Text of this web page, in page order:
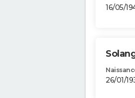
16/05/
26/01/